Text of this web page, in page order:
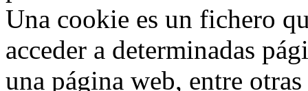
Una cookie es un fichero
acceder a determinadas
una página web, entre